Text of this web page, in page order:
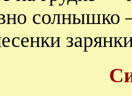
солнышко